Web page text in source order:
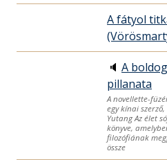
A fátyol
🔈 A
pillanata
A novellette-
egy kínai szerző,
Yutang Az élet
könyve,
filozófiának
össze